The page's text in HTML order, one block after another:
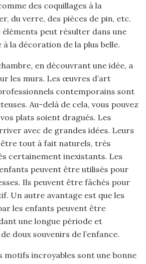
des coquillages à la
du verre, des pièces de pin, etc.
éléments peut résulter dans une
la décoration de la plus belle.
en découvrant une idée, a
les murs. Les œuvres d’art
contemporains sont
Au-delà de cela, vous pouvez
plats soient dragués. Les
avec de grandes idées. Leurs
tout à fait naturels, très
certainement inexistants. Les
peuvent être utilisés pour
Ils peuvent être fâchés pour
Un autre avantage est que les
les enfants peuvent être
une longue période et
doux souvenirs de l’enfance.
motifs incroyables sont une bonne